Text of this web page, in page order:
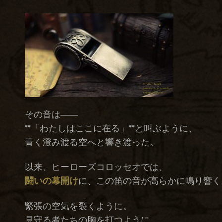
その音は――
**「わたしはここに在る」**と叫ぶように、
青く澄み渡る空へと響き渡った。
以来、ヒーローズコロッセオでは、
闘いの幕開けに、この笛の音が高らかに鳴り響
緊張の空気を裂くように。